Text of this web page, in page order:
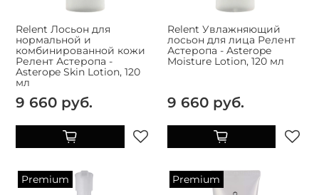
Relent Лосьон для
нормальной и
комбинированной кожи
Релент Астеропа -
Asterope Skin Lotion, 120
мл
9 660 руб.
Relent Увлажняющий
лосьон для лица Релент
Астеропа - Asterope
Moisture Lotion, 120 мл
9 660 руб.
Premium Premium